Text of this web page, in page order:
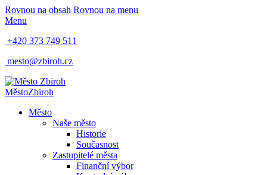
Rovnou na obsah Rovnou na menu
Menu
+420 373 749 511
mesto@zbiroh.cz
MěstoZbiroh
Město
Naše město
Historie
Současnost
Zastupitelé města
Finanční výbor